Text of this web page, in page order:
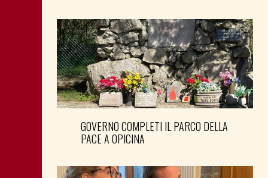
GOVERNO COMPLETI IL PARCO DELLA
PACE A OPICINA